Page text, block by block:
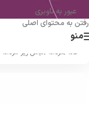
عبور به ناوبری
رفتن به محتوای اصلی
منو
خانه /مردانه /لباس زیر مردانه